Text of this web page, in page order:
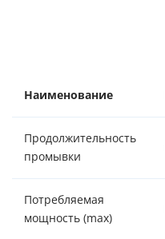
Наименование
Продолжительность
промывки
Потребляемая
мощность (max)